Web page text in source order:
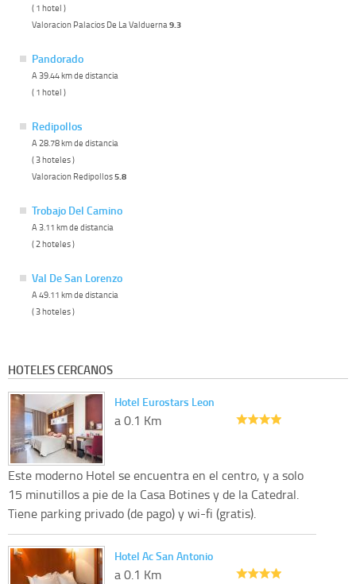
( 1 hotel )
Valoracion Palacios De La Valduerna 9.3
Pandorado
A 39.44 km de distancia
( 1 hotel )
Redipollos
A 28.78 km de distancia
( 3 hoteles )
Valoracion Redipollos5.8
Trobajo Del Camino
A 3.11 km de distancia
( 2 hoteles )
Val De San Lorenzo
A 49.11 km de distancia
( 3 hoteles )
HOTELES CERCANOS
Hotel Eurostars Leon
a 0.1 Km
Este moderno Hotel se encuentra en el centro, y a solo
15 minutillos a pie de la Casa Botines y de la Catedral.
Tiene parking privado (de pago) y wi-fi (gratis).
Hotel Ac San Antonio
a 0.1 Km